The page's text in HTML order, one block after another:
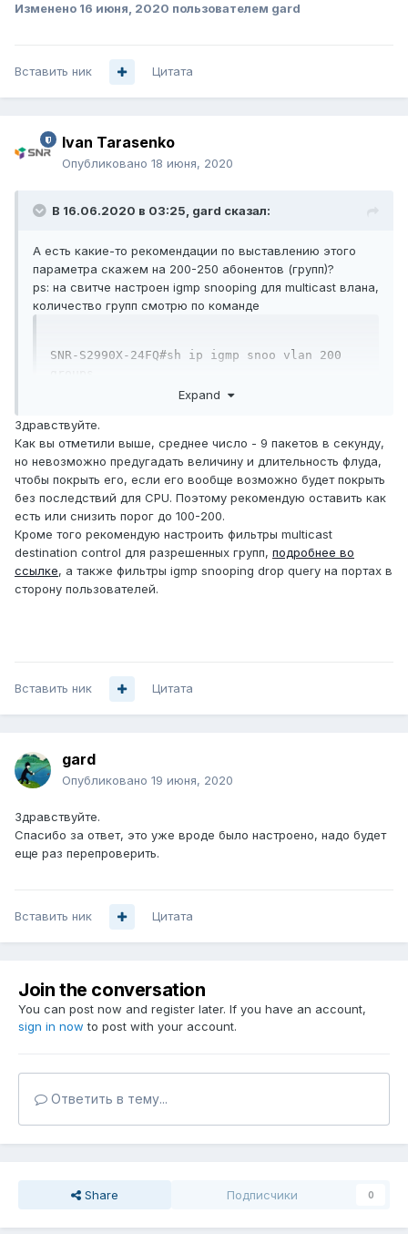
Изменено 16 июня, 2020 пользователем gard
Вставить ник Цитата
Ivan Tarasenko
Опубликовано 18 июня, 2020
В 16.06.2020 в 03:25, gard сказал:
А есть какие-то рекомендации по выставлению этого
параметра скажем на 200-250 абонентов (групп)?
ps: на свитче настроен igmp snooping для multicast влана,
количество групп смотрю по команде
SNR-S2990X-24FQ#sh ip igmp snoo vlan 200
Expand
Здравствуйте.
Как вы отметили выше, среднее число - 9 пакетов в секунду,
но невозможно предугадать величину и длительность флуда,
чтобы покрыть его, если его вообще возможно будет покрыть
без последствий для CPU. Поэтому рекомендую оставить как
есть или снизить порог до 100-200.
Кроме того рекомендую настроить фильтры multicast
destination control для разрешенных групп, подробнее во
ссылке, а также фильтры igmp snooping drop query на портах в
сторону пользователей.
Вставить ник Цитата
gard
Опубликовано 19 июня, 2020
Здравствуйте.
Спасибо за ответ, это уже вроде было настроено, надо будет
еще раз перепроверить.
Вставить ник Цитата
Join the conversation
You can post now and register later. If you have an account,
sign in now to post with your account.
Ответить в тему...
Share Подписчики 0